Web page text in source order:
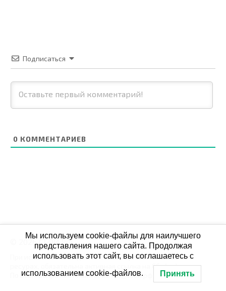
Подписаться
0 КОММЕНТАРИЕВ
© 2026 СБОЙ.РФ
При использовании данных мониторинга на своих
ресурах, обязательна активная ссылка на Сбой.рф
По всем вопросам пишите: admin@сбой.рф
Мы используем cookie-файлы для наилучшего
представления нашего сайта. Продолжая
использовать этот сайт, вы соглашаетесь с
использованием cookie-файлов. Принять